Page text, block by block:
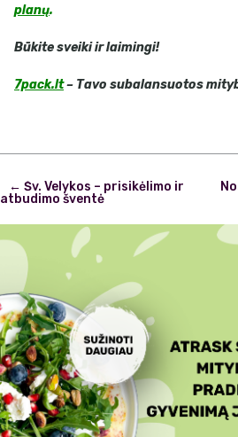
planų.
Būkite sveiki ir laimingi!
7pack.lt– Tavo subalansuotos
Post
navigation
← Šv. Velykos – prisikėlimo ir
atbudimo šventė